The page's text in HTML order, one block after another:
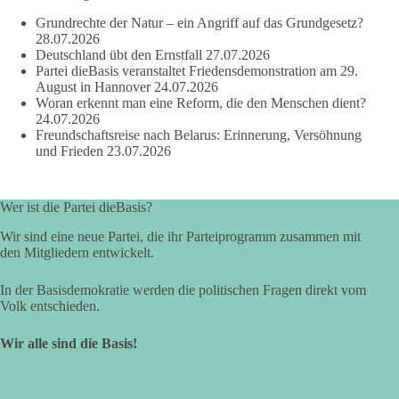
wenn er Sachsen-Anhalt nicht weiterbringt.
💬 Was ist dir wichtiger: der Absender eines Antrags oder das
Ergebnis für Sachsen-Anhalt?
#dieBasis #sachsenanhalt
👉 Folgen:
24 6 2 Auf Facebook ansehen
2 Tage(n) zuvor
⚡ Vorsorge ist richtig. Aber Vorsorge ersetzt keine verlässliche
Grundrechte der Natur – ein Angriff auf das Grundgesetz?
28.07.2026
Deutschland übt den Ernstfall 27.07.2026
Partei dieBasis veranstaltet Friedensdemonstration am 29.
August in Hannover 24.07.2026
Woran erkennt man eine Reform, die den Menschen dient?
24.07.2026
Freundschaftsreise nach Belarus: Erinnerung, Versöhnung
und Frieden 23.07.2026
Wer ist die Partei dieBasis?
Wir sind eine neue Partei, die ihr Parteiprogramm zusammen mit
den Mitgliedern entwickelt.
In der Basisdemokratie werden die politischen Fragen direkt vom
Volk entschieden.
Wir alle sind die Basis!